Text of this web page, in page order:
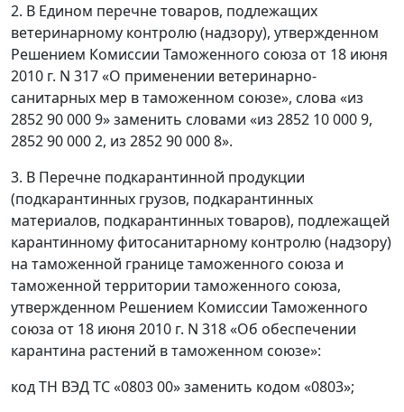
2. В Едином перечне товаров, подлежащих
ветеринарному контролю (надзору), утвержденном
Решением Комиссии Таможенного союза от 18 июня
2010 г. N 317 «О применении ветеринарно-
санитарных мер в таможенном союзе», слова «из
2852 90 000 9» заменить словами «из 2852 10 000 9,
2852 90 000 2, из 2852 90 000 8».
3. В Перечне подкарантинной продукции
(подкарантинных грузов, подкарантинных
материалов, подкарантинных товаров), подлежащей
карантинному фитосанитарному контролю (надзору)
на таможенной границе таможенного союза и
таможенной территории таможенного союза,
утвержденном Решением Комиссии Таможенного
союза от 18 июня 2010 г. N 318 «Об обеспечении
карантина растений в таможенном союзе»:
код ТН ВЭД ТС «0803 00» заменить кодом «0803»;